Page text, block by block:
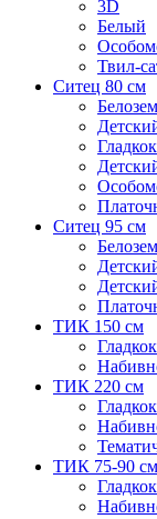
3D
Белый
Твил-
Ситец 80 см
Ситец 95 см
ТИК 150 см
ТИК 220 см
ТИК 75-90 см